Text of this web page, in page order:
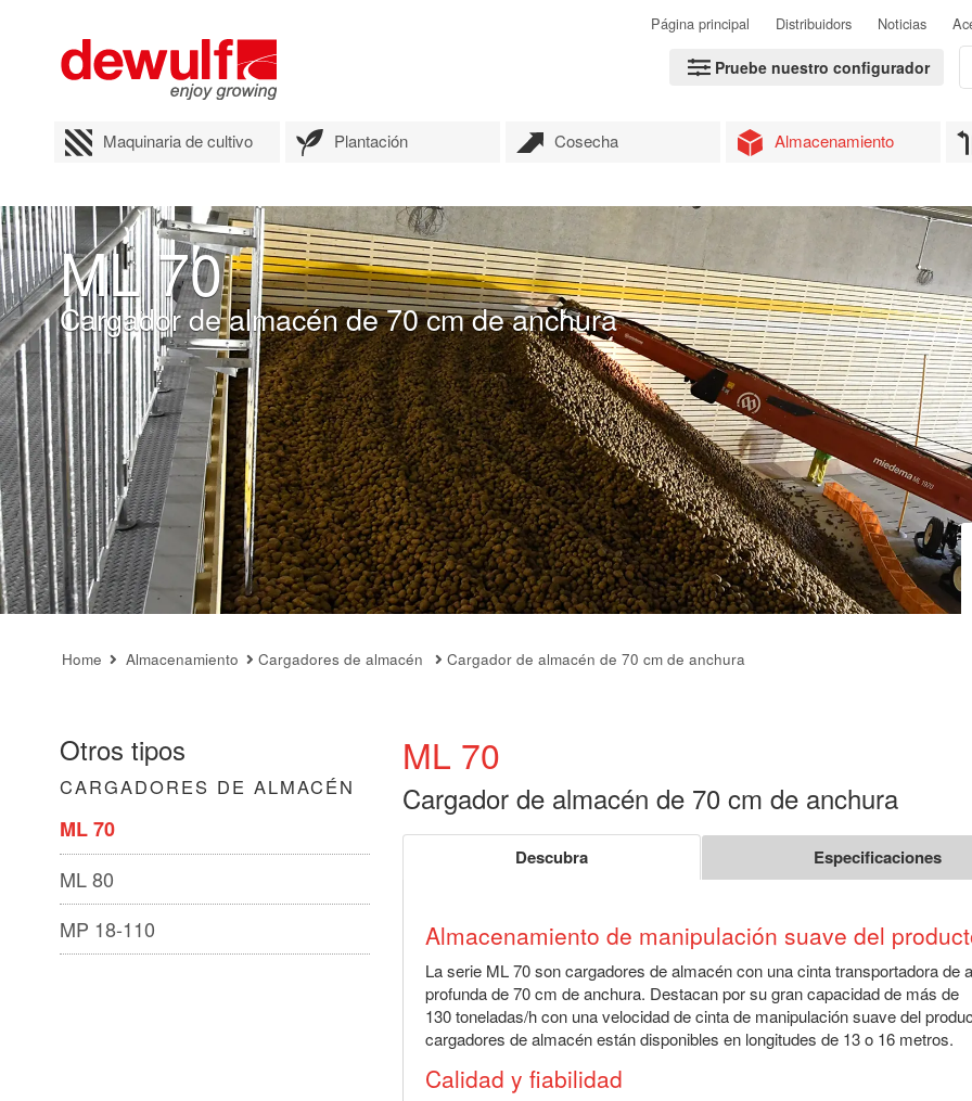
Página principal Distribuidors Noticias
Pruebe nuestro configurador
Maquinaria de cultivo Plantación Cosecha Almacenamiento
ML 70
Cargador de almacén de 70 cm de anchura
Home Almacenamiento Cargadores de almacén Cargador de almacén de 70 cm de anchura
Otros tipos
CARGADORES DE ALMACÉN
ML 70
ML 80
MP 18-110
ML 70
Cargador de almacén de 70 cm de anchura
Descubra Especificaciones
Almacenamiento de manipulación suave del
La serie ML 70 son cargadores de almacén con una cinta transportadora de
profunda de 70 cm de anchura. Destacan por su gran capacidad de más de
130 toneladas/h con una velocidad de cinta de manipulación suave del
cargadores de almacén están disponibles en longitudes de 13 o 16 metros.
Calidad y fiabilidad